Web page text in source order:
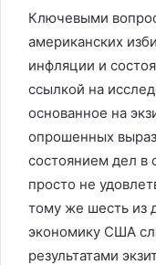
Ключевыми
американских
инфляции и
ссылкой на
основанное на
опрошенных
состоянием дел в
просто не
тому же шесть из
экономику США
результатами